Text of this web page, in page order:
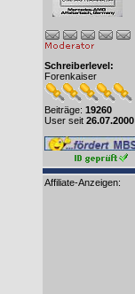
Schreiberlevel:
Forenkaiser
Beiträge: 19260
User seit 26.07.2000
Affiliate-Anzeigen: